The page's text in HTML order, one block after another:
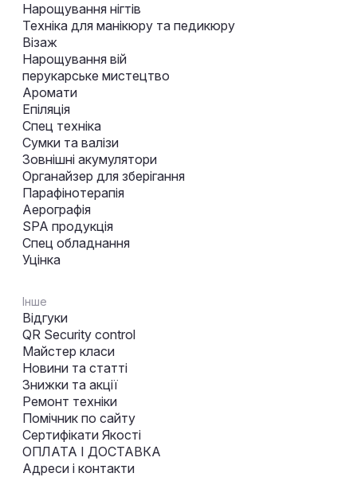
Нарощування нігтів
Техніка для манікюру та педикюру
Візаж
Нарощування вій
перукарське мистецтво
Аромати
Епіляція
Спец техніка
Сумки та валізи
Зовнішні акумулятори
Органайзер для зберігання
Парафінотерапія
Аерографія
SPA продукція
Спец обладнання
Уцінка
Інше
Відгуки
QR Security control
Майстер класи
Новини та статті
Знижки та акції
Ремонт техніки
Помічник по сайту
Сертифікати Якості
ОПЛАТА І ДОСТАВКА
Адреси і контакти